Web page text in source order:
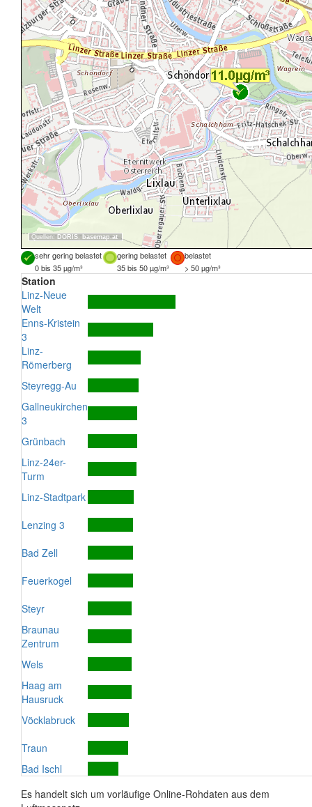
Quellen: DORIS, basemap.at
sehr gering belastet gering belastet
belastet
0 bis 35 µg/m³
35 bis 50 µg/m³ > 50 µg/m³
Station
Linz-Neue
Welt
Enns-Kristein
3
Linz-
Römerberg
Steyregg-Au
Gallneukirchen
3
Grünbach
Linz-24er-
Turm
Linz-Stadtpark
Lenzing 3
Bad Zell
Feuerkogel
Steyr
Braunau
Zentrum
Wels
Haag am
Hausruck
Vöcklabruck
Traun
Bad Ischl
Es handelt sich um vorläufige Online-Rohdaten aus dem